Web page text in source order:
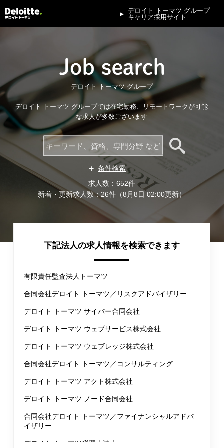
デロイト トーマツ グループ
キャリア採用サイト
デロイト トーマツ グループ
デロイト トーマツ グループでは在宅勤務、リモートワークが可能
な求人が多数ございます
条件検索
求人数：652件
新着・更新求人数：26件（8月8日 02:00更新）
下記法人の求人情報を検索できます
有限責任監査法人トーマツ
合同会社デロイト トーマツ／リスクアドバイザリー
デロイト トーマツ サイバー合同会社
デロイト トーマツ ウェブサービス株式会社
デロイト トーマツ ウェブレッジ株式会社
合同会社デロイト トーマツ／コンサルティング
デロイト トーマツ アクト株式会社
デロイト トーマツ ノード合同会社
合同会社デロイト トーマツ／ファイナンシャルアドバ
イザリー
デロイト トーマツ税理士法人